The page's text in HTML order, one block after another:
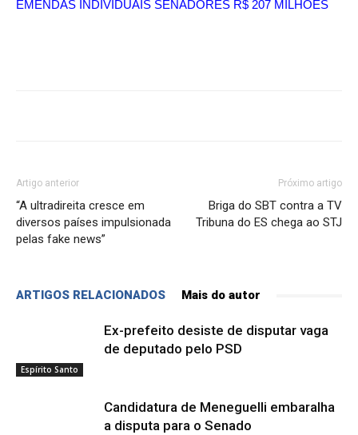
EMENDAS INDIVIDUAIS SENADORES R$ 207 MILHÕES
Artigo anterior
“A ultradireita cresce em
diversos países impulsionada
pelas fake news”
Próximo artigo
Briga do SBT contra a TV
Tribuna do ES chega ao STJ
ARTIGOS RELACIONADOS Mais do autor
Espírito Santo
Ex-prefeito desiste de disputar vaga
de deputado pelo PSD
Candidatura de Meneguelli embaralha
a disputa para o Senado